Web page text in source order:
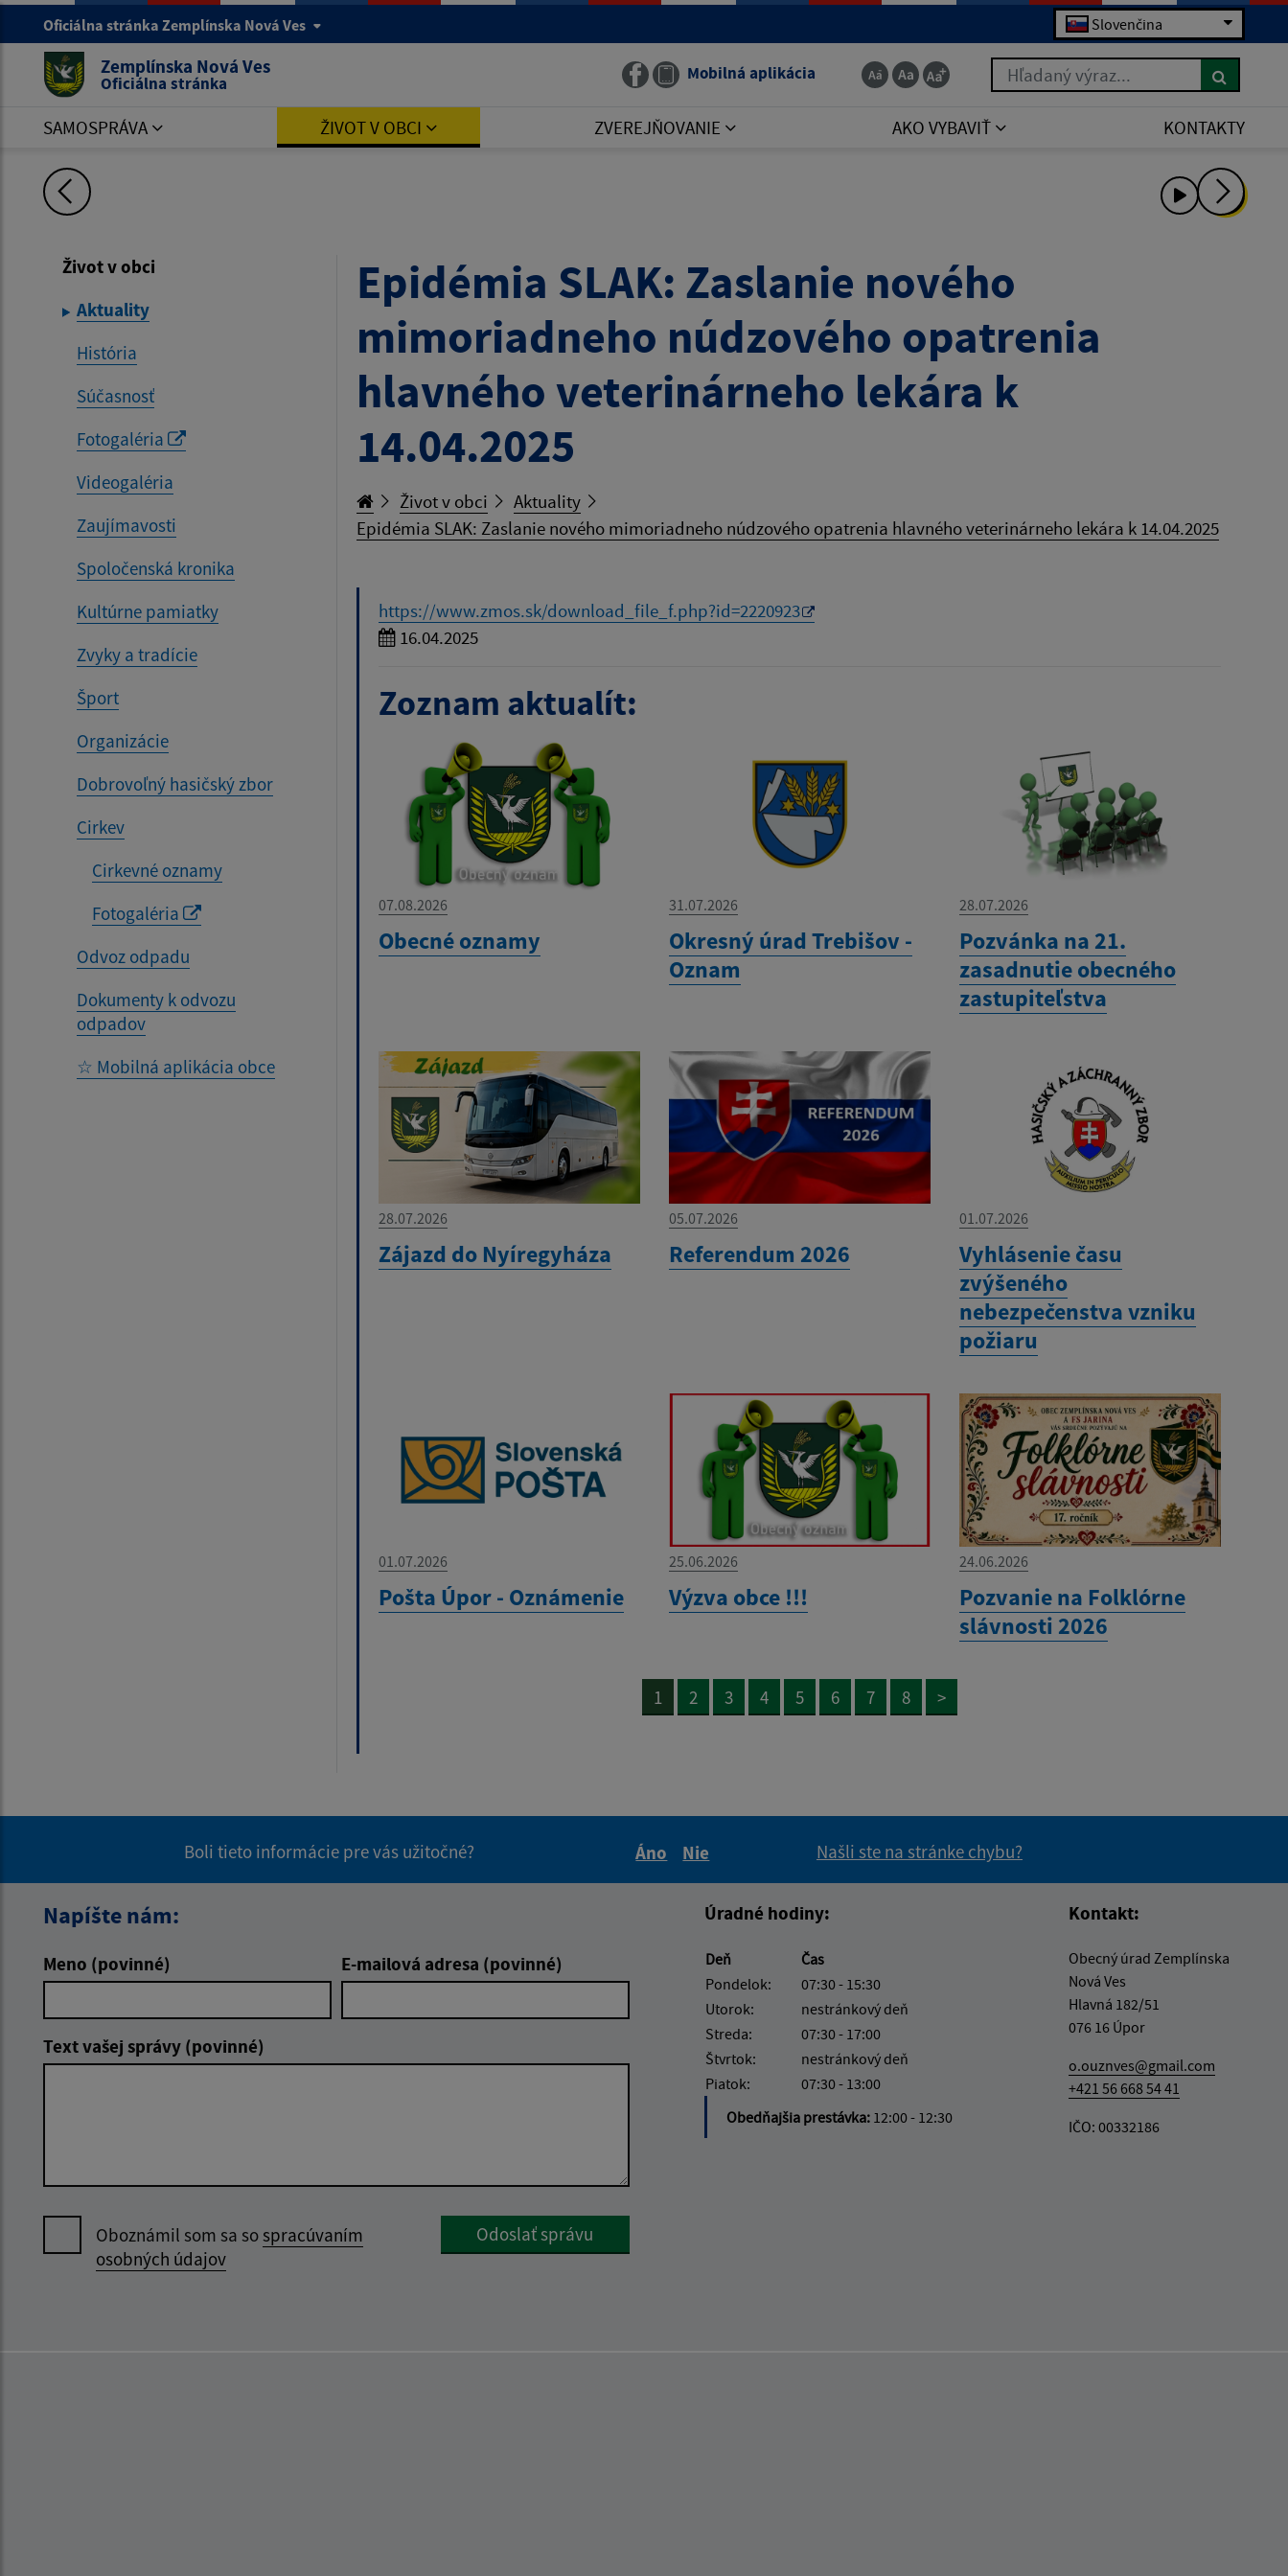
Oficiálna stránka Zemplínska Nová Ves Slovenčina
Zemplínska Nová Ves
Oficiálna stránka Mobilná aplikácia Hľadaný výraz...
SAMOSPRÁVA ŽIVOT V OBCI ZVEREJŇOVANIE AKO VYBAVIŤ KONTAKTY
Život v obci
Aktuality
História
Súčasnosť
Fotogaléria
Videogaléria
Zaujímavosti
Spoločenská kronika
Kultúrne pamiatky
Zvyky a tradície
Šport
Organizácie
Dobrovoľný hasičský zbor
Cirkev
Cirkevné oznamy
Fotogaléria
Odvoz odpadu
Dokumenty k odvozu
odpadov
☆ Mobilná aplikácia obce
Epidémia SLAK: Zaslanie nového
mimoriadneho núdzového opatrenia
hlavného veterinárneho lekára k
14.04.2025
Život v obci
Aktuality
Epidémia SLAK: Zaslanie nového mimoriadneho núdzového opatrenia hlavného veterinárneho lekára k 14.04.2025
https://www.zmos.sk/download_file_f.php?id=2220923
16.04.2025
Zoznam aktualít:
07.08.2026
Obecné oznamy
31.07.2026
Okresný úrad Trebišov -
Oznam
28.07.2026
Pozvánka na 21.
zasadnutie obecného
zastupiteľstva
28.07.2026
Zájazd do Nyíregyháza
05.07.2026
Referendum 2026
01.07.2026
Vyhlásenie času
zvýšeného
nebezpečenstva vzniku
požiaru
01.07.2026
Pošta Úpor - Oznámenie
25.06.2026
Výzva obce !!!
24.06.2026
Pozvanie na Folklórne
slávnosti 2026
1 2 3 4 5 6 7 8 >
Boli tieto informácie pre vás užitočné?
Áno
Nie
Našli ste na stránke chybu?
Napíšte nám:
Meno (povinné) E-mailová adresa (povinné)
Text vašej správy (povinné)
Oboznámil som sa sospracúvaním
osobných údajov
Odoslať správu
Úradné hodiny:
Deň
Čas
Pondelok:
07:30 - 15:30
Utorok:
nestránkový deň
Streda:
07:30 - 17:00
Štvrtok:
nestránkový deň
Piatok:
07:30 - 13:00
Obedňajšia prestávka: 12:00 - 12:30
Kontakt:
Obecný úrad Zemplínska
Nová Ves
Hlavná 182/51
076 16 Úpor
o.ouznves@gmail.com
+421 56 668 54 41
IČO: 00332186